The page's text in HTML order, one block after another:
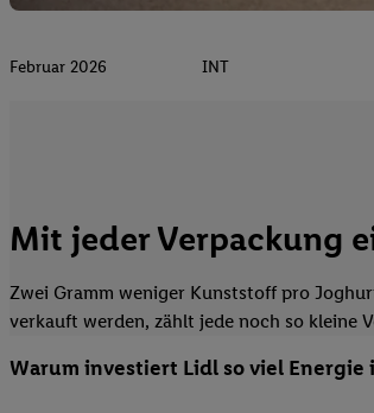
Februar 2026 INT
Mit jeder Verpackung
Zwei Gramm weniger Kunststoff pro
verkauft werden, zählt jede noch so kleine
Warum investiert Lidl so viel